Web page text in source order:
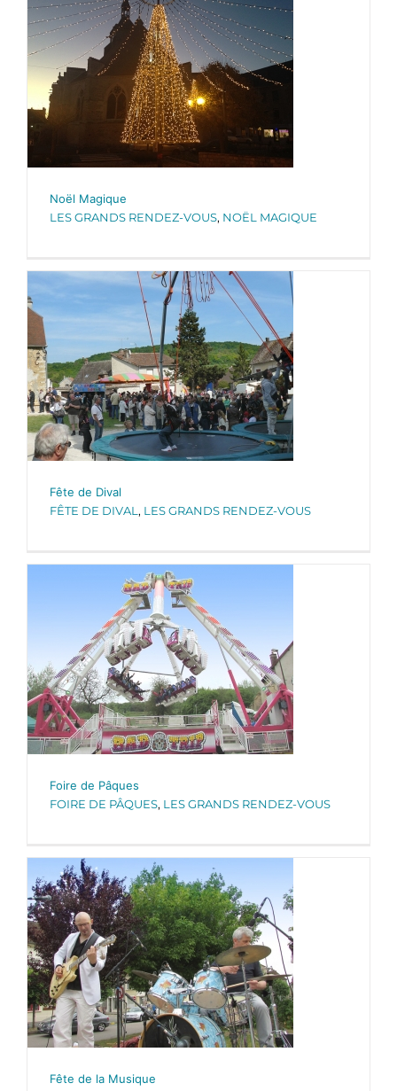
Noël Magique
LES GRANDS RENDEZ-VOUS, NOËL MAGIQUE
Fête de Dival
FÊTE DE DIVAL , LES GRANDS RENDEZ-VOUS
Foire de Pâques
FOIRE DE PÂQUES, LES GRANDS RENDEZ-VOUS
Fête de la Musique